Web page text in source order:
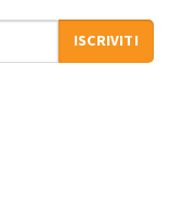
ISCRIVITI